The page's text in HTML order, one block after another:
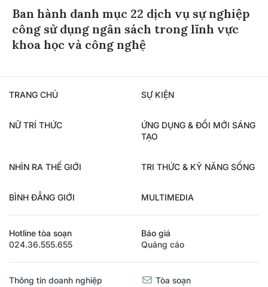
Ban hành danh mục 22 dịch vụ sự nghiệp
công sử dụng ngân sách trong lĩnh vực
khoa học và công nghệ
TRANG CHỦ SỰ KIỆN
NỮ TRÍ THỨC
ỨNG DỤNG & ĐỔI MỚI SÁNG
TẠO
NHÌN RA THẾ GIỚI TRI THỨC & KỸ NĂNG SỐNG
BÌNH ĐẲNG GIỚI MULTIMEDIA
Hotline tòa soạn
024.36.555.655
Báo giá
Quảng cáo
Thông tin doanh nghiệp Tòa soạn